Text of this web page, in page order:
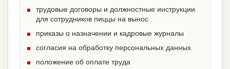
трудовые договоры и должностные инструкции
для сотрудников пиццы на вынос
приказы о назначении и кадровые журналы
согласия на обработку персональных данных
положение об оплате труда